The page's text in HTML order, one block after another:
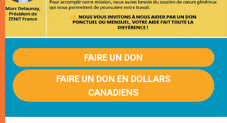
FAIRE UN DON
FAIRE UN DON EN DOLLARS
CANADIENS